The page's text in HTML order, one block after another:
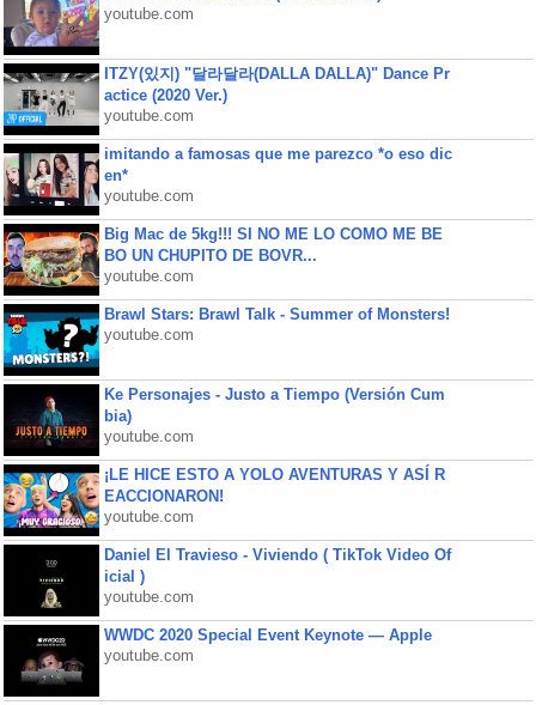
youtube.com
ITZY(있지) "달라달라(DALLA DALLA)" Dance Pr
actice (2020 Ver.)
youtube.com
imitando a famosas que me parezco *o eso dic
en*
youtube.com
Big Mac de 5kg!!! SI NO ME LO COMO ME BE
BO UN CHUPITO DE BOVR...
youtube.com
Brawl Stars: Brawl Talk - Summer of Monsters!
youtube.com
Ke Personajes - Justo a Tiempo (Versión Cum
bia)
youtube.com
¡LE HICE ESTO A YOLO AVENTURAS Y ASÍ R
EACCIONARON!
youtube.com
Daniel El Travieso - Viviendo ( TikTok Video Of
icial )
youtube.com
WWDC 2020 Special Event Keynote — Apple
youtube.com